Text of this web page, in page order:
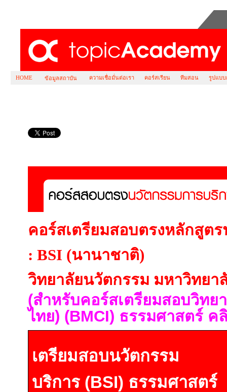
HOME ข้อมูลสถาบัน ความเชื่อมั่นต่อเรา คอร์สเรียน ทีมสอน รูปแบบ
คอร์สเตรียมสอบตรงหลักสูต
: BSI (นานาชาติ)
วิทยาลัยนวัตกรรม มหาวิทยา
(สำหรับคอร์สเตรียมสอบวิทย
ไทย) (BMCI) ธรรมศาสตร์ ค
เตรียมสอบนวัตกรรม
บริการ (BSI) ธรรมศาสตร์